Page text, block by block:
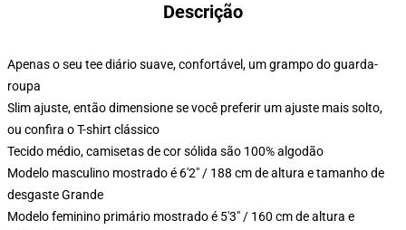
Descrição
Apenas o seu tee diário suave, confortável, um grampo do guarda-
roupa
Slim ajuste, então dimensione se você preferir um ajuste mais solto,
ou confira o T-shirt clássico
Tecido médio, camisetas de cor sólida são 100% algodão
Modelo masculino mostrado é 6'2" / 188 cm de altura e tamanho de
desgaste Grande
Modelo feminino primário mostrado é 5'3" / 160 cm de altura e